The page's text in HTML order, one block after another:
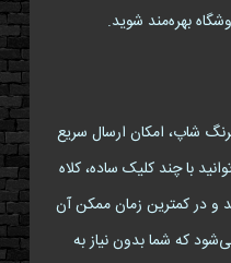
بهره‌مند شوید.
شاپ، امکان ارسال سریع
با چند کلیک ساده، کلاه
و در کمترین زمان ممکن آن
که شما بدون نیاز به